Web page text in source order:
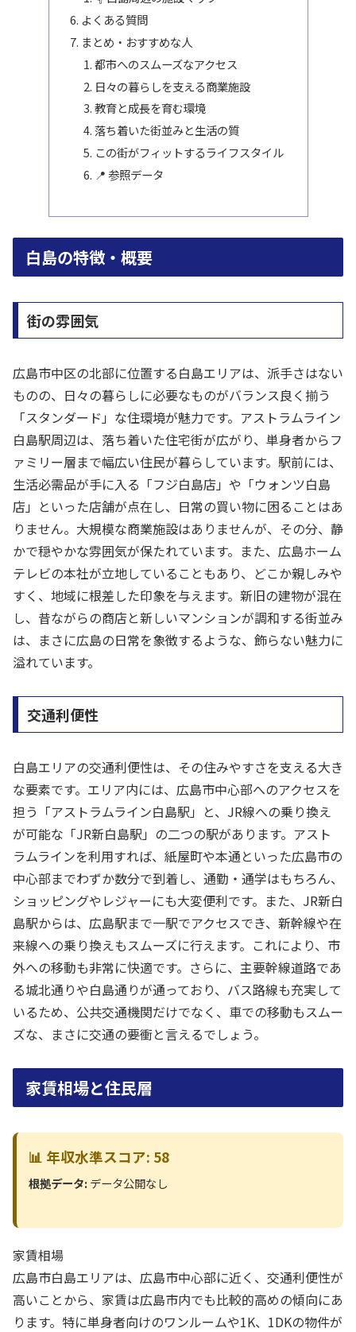
よくある質問
まとめ・おすすめな人
都市へのスムーズなアクセス
日々の暮らしを支える商業施設
教育と成長を育む環境
落ち着いた街並みと生活の質
この街がフィットするライフスタイル
📍 参照データ
白島の特徴・概要
街の雰囲気
広島市中区の北部に位置する白島エリアは、派手さはない
ものの、日々の暮らしに必要なものがバランス良く揃う
「スタンダード」な住環境が魅力です。アストラムライン
白島駅周辺は、落ち着いた住宅街が広がり、単身者からフ
ァミリー層まで幅広い住民が暮らしています。駅前には、
生活必需品が手に入る「フジ白島店」や「ウォンツ白島
店」といった店舗が点在し、日常の買い物に困ることはあ
りません。大規模な商業施設はありませんが、その分、静
かで穏やかな雰囲気が保たれています。また、広島ホーム
テレビの本社が立地していることもあり、どこか親しみや
すく、地域に根差した印象を与えます。新旧の建物が混在
し、昔ながらの商店と新しいマンションが調和する街並み
は、まさに広島の日常を象徴するような、飾らない魅力に
溢れています。
交通利便性
白島エリアの交通利便性は、その住みやすさを支える大き
な要素です。エリア内には、広島市中心部へのアクセスを
担う「アストラムライン白島駅」と、JR線への乗り換え
が可能な「JR新白島駅」の二つの駅があります。アスト
ラムラインを利用すれば、紙屋町や本通といった広島市の
中心部までわずか数分で到着し、通勤・通学はもちろん、
ショッピングやレジャーにも大変便利です。また、JR新白
島駅からは、広島駅まで一駅でアクセスでき、新幹線や在
来線への乗り換えもスムーズに行えます。これにより、市
外への移動も非常に快適です。さらに、主要幹線道路であ
る城北通りや白島通りが通っており、バス路線も充実して
いるため、公共交通機関だけでなく、車での移動もスムー
ズな、まさに交通の要衝と言えるでしょう。
家賃相場と住民層
📊 年収水準スコア: 58
根拠データ:データ公開なし
家賃相場
広島市白島エリアは、広島市中心部に近く、交通利便性が
高いことから、家賃は広島市内でも比較的高めの傾向にあ
ります。特に単身者向けのワンルームや1K、1DKの物件が